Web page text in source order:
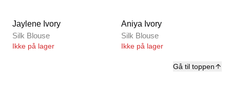
Gå til toppen
Jaylene Ivory
Silk Blouse
Ikke på lager
Aniya Ivory
Silk Blouse
Ikke på lager